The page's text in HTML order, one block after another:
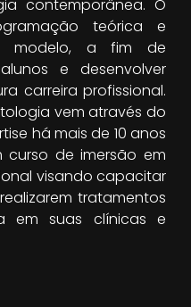
contemporânea. O
teórica e
modelo, a fim de
e desenvolver
carreira profissional.
vem através do
há mais de 10 anos
de imersão em
visando capacitar
tratamentos
em suas clínicas e